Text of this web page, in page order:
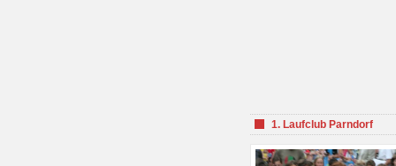
1. Laufclub Parndorf